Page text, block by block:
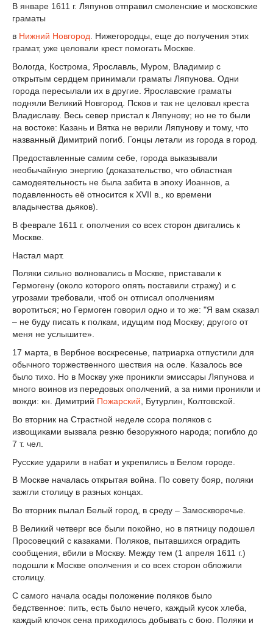
В январе 1611 г. Ляпунов отправил смоленские и московские
граматы
в Нижний Новгород. Нижегородцы, еще до получения этих
грамат, уже целовали крест помогать Москве.
Вологда, Кострома, Ярославль, Муром, Владимир с
открытым сердцем принимали граматы Ляпунова. Одни
города пересылали их в другие. Ярославские граматы
подняли Великий Новгород. Псков и так не целовал креста
Владиславу. Весь север пристал к Ляпунову; но не то были
на востоке: Казань и Вятка не верили Ляпунову и тому, что
названный Димитрий погиб. Гонцы летали из города в город.
Предоставленные самим себе, города выказывали
необычайную энергию (доказательство, что областная
самодеятельность не была забита в эпоху Иоаннов, а
подавленность её относится к XVII в., ко времени
владычества дьяков).
В феврале 1611 г. ополчения со всех сторон двигались к
Москве.
Настал март.
Поляки сильно волновались в Москве, приставали к
Гермогену (около которого опять поставили стражу) и с
угрозами требовали, чтоб он отписал ополчениям
воротиться; но Гермоген говорил одно и то же: "Я вам сказал
– не буду писать к полкам, идущим под Москву; другого от
меня не услышите».
17 марта, в Вербное воскресенье, патриарха отпустили для
обычного торжественного шествия на осле. Казалось все
было тихо. Но в Москву уже проникли эмиссары Ляпунова и
много воинов из передовых ополчений, а за ними проникли и
вожди: кн. Димитрий Пожарский , Бутурлин, Колтовской.
Во вторник на Страстной неделе ссора поляков с
извощиками вызвала резню безоружного народа; погибло до
7 т. чел.
Русские ударили в набат и укрепились в Белом городе.
В Москве началась открытая война. По совету бояр, поляки
зажгли столицу в разных концах.
Во вторник пылал Белый город, в среду – Замоскворечье.
В Великий четверг все были покойно, но в пятницу подошел
Просовецкий с казаками. Поляков, пытавшихся оградить
сообщения, вбили в Москву. Между тем (1 апреля 1611 г.)
подошли к Москве ополчения и со всех сторон обложили
столицу.
С самого начала осады положение поляков было
бедственное: пить, есть было нечего, каждый кусок хлеба,
каждый клочок сена приходилось добывать с бою. Поляки и